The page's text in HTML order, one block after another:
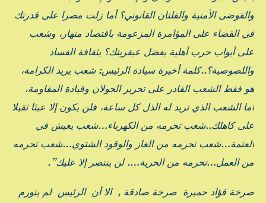
والفوضى الأمنية والفلتان القانوني؟ أما زلت مصرا على قدرتك
في القضاء على المؤامرة المزعومة باقتصاد منهار، وشعب
على أبواب حرب أهلية بفضل عبقريتك؟ بثقافة الفساد
واللصوصية؟..كلمة أخيرة سيادة الرئيس: شعب يريد الكرامة،
هو فقط الشعب القادر على تحرير الجولان وقيادة المقاومة،
أما الشعب الذي تريد له الذل كل ساعة، فلن يكون إلا عبئا ثقيلا
على كاهلك..شعب تحرمه من الكهرباء…شعب يعيش في
العتمة…شعب تحرمه من الغاز والوقود الشتوي…شعب تحرمه
من العمل…تحرمه من الحرية…. لن ينتصر إلا عليك”.
صرخة فؤاد حميرة صرخة صادقة , الا أن الرئيس لم يتورم